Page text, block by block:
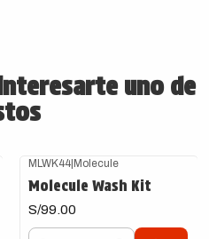
uno de
MLWK44|Molecule
Molecule Wash Kit
S/99.00